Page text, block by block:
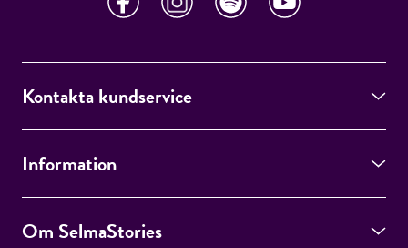
ÅNGRA OCH STÄNG
Kontakta kundservice
Information
Om SelmaStories